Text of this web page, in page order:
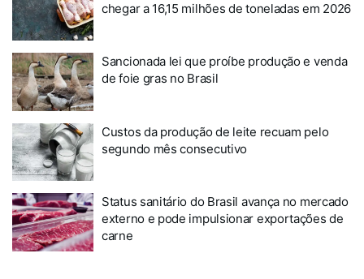
chegar a 16,15 milhões de toneladas em 2026
Sancionada lei que proíbe produção e venda
de foie gras no Brasil
Custos da produção de leite recuam pelo
segundo mês consecutivo
Status sanitário do Brasil avança no mercado
externo e pode impulsionar exportações de
carne